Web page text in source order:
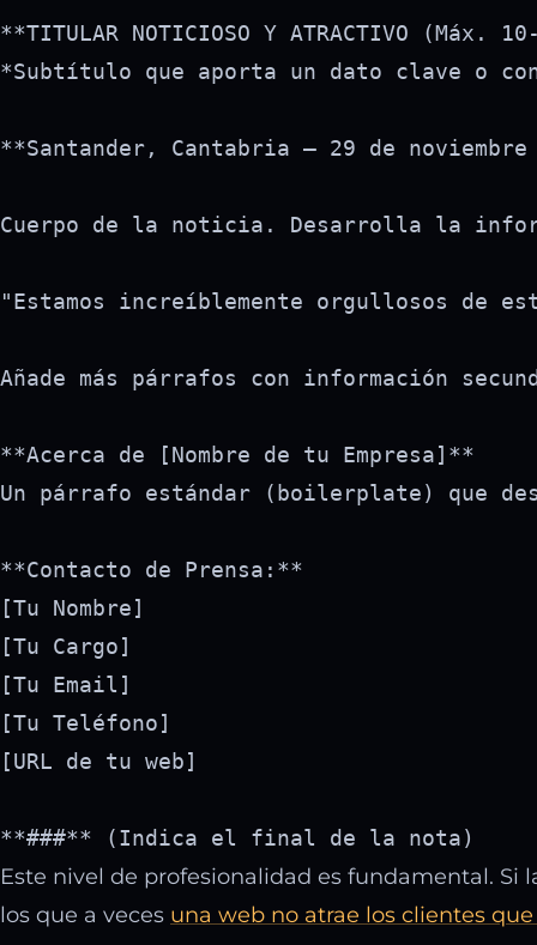
**TITULAR NOTICIOSO Y ATRACTIVO (Máx.
*Subtítulo que aporta un dato clave o
**Santander, Cantabria – 29 de
Cuerpo de la noticia. Desarrolla la
"Estamos increíblemente orgullosos de
Añade más párrafos con información
**Acerca de [Nombre de tu Empresa]**
Un párrafo estándar (boilerplate) que
**Contacto de Prensa:**
[Tu Nombre]
[Tu Cargo]
[Tu Email]
[Tu Teléfono]
[URL de tu web]
Este nivel de profesionalidad es fundamental. Si
los que a veces una web no atrae los clientes